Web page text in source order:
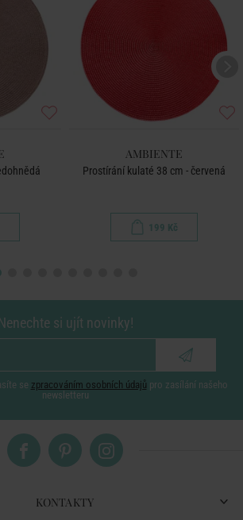
AMBIENTE
Prostírání kulaté 38 cm - červená
199 Kč
Nenechte si ujít novinky!
se zpracováním osobních údajů pro zasílání našeho
newsletteru
KONTAKTY